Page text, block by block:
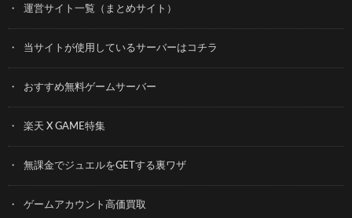
運営サイト一覧（まとめサイト）
当サイトが使用しているサーバーはコチラ
おすすめ無料ゲームサーバー
楽天 X GAME特集
無課金でジュエルをGETする裏ワザ
ゲームアカウント高価買取